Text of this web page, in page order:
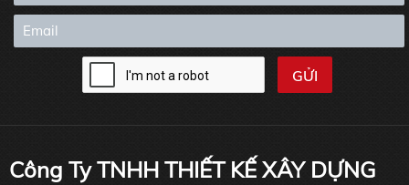
Công Ty TNHH THIẾT KẾ XÂY DỰNG